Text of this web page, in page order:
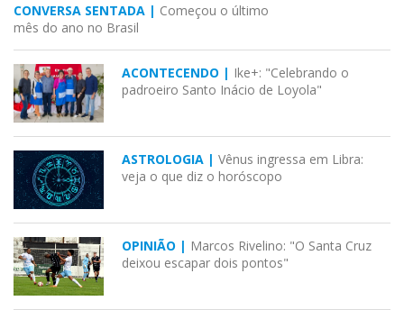
CONVERSA SENTADA | Começou o último
mês do ano no Brasil
ACONTECENDO | Ike+: "Celebrando o
padroeiro Santo Inácio de Loyola"
ASTROLOGIA | Vênus ingressa em Libra:
veja o que diz o horóscopo
OPINIÃO | Marcos Rivelino: "O Santa Cruz
deixou escapar dois pontos"